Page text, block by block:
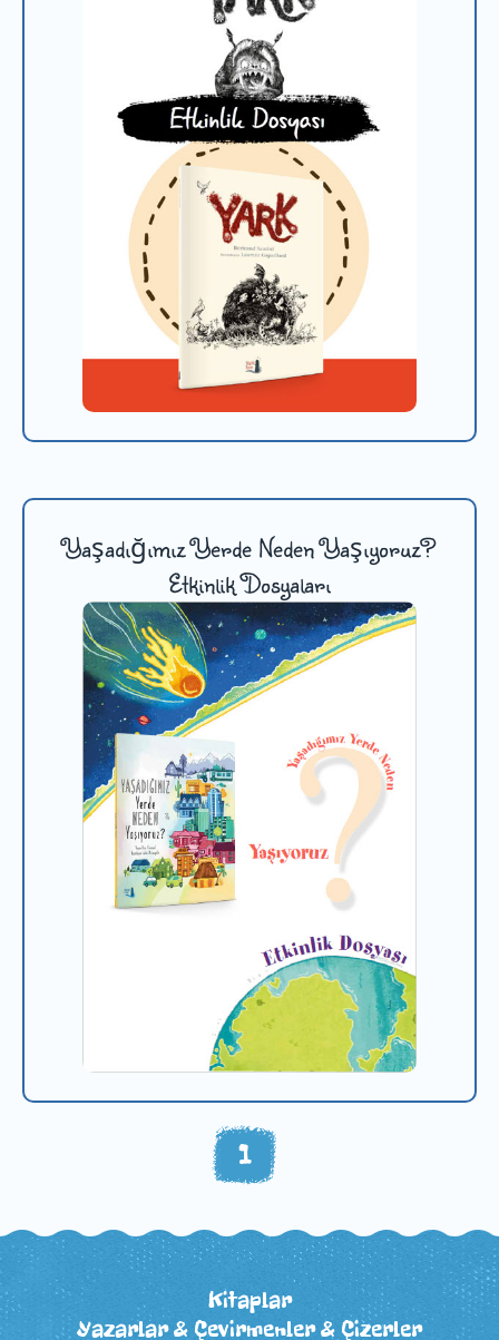
Yaşadığımız Yerde Neden Yaşıyoruz?
Etkinlik Dosyaları
1
Kitaplar
Yazarlar & Çevirmenler & Çizerler